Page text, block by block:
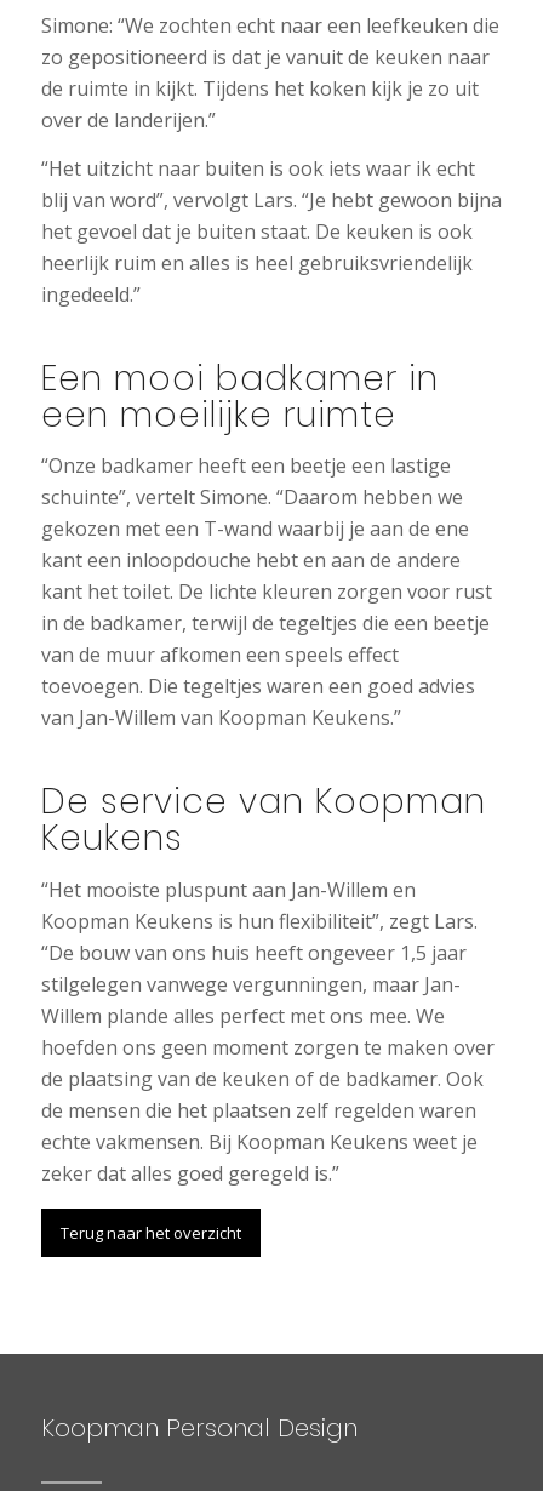
Simone: “We zochten echt naar een leefkeuken die
zo gepositioneerd is dat je vanuit de keuken naar
de ruimte in kijkt. Tijdens het koken kijk je zo uit
over de landerijen.”
“Het uitzicht naar buiten is ook iets waar ik echt
blij van word”, vervolgt Lars. “Je hebt gewoon bijna
het gevoel dat je buiten staat. De keuken is ook
heerlijk ruim en alles is heel gebruiksvriendelijk
ingedeeld.”
Een mooi badkamer in
een moeilijke ruimte
“Onze badkamer heeft een beetje een lastige
schuinte”, vertelt Simone. “Daarom hebben we
gekozen met een T-wand waarbij je aan de ene
kant een inloopdouche hebt en aan de andere
kant het toilet. De lichte kleuren zorgen voor rust
in de badkamer, terwijl de tegeltjes die een beetje
van de muur afkomen een speels effect
toevoegen. Die tegeltjes waren een goed advies
van Jan-Willem van Koopman Keukens.”
De service van Koopman
Keukens
“Het mooiste pluspunt aan Jan-Willem en
Koopman Keukens is hun flexibiliteit”, zegt Lars.
“De bouw van ons huis heeft ongeveer 1,5 jaar
stilgelegen vanwege vergunningen, maar Jan-
Willem plande alles perfect met ons mee. We
hoefden ons geen moment zorgen te maken over
de plaatsing van de keuken of de badkamer. Ook
de mensen die het plaatsen zelf regelden waren
echte vakmensen. Bij Koopman Keukens weet je
zeker dat alles goed geregeld is.”
Terug naar het overzicht
Koopman Personal Design